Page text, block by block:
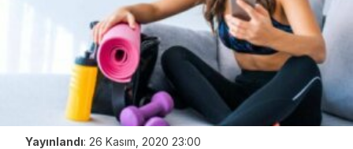
Yayınlandı: 26 Kasım, 2020 23:00